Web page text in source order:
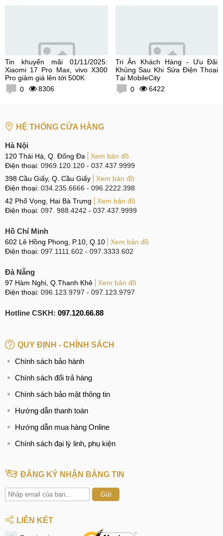
Tin khuyến mãi 01/11/2025:
Xiaomi 17 Pro Max, vivo X300
Pro giảm giá lên tới 500K
0
8306
Tri Ân Khách Hàng - Ưu Đãi
Khủng Sau Khi Sửa Điện Thoại
Tại MobileCity
0
6422
HỆ THỐNG CỬA HÀNG
Hà Nội
120 Thái Hà, Q. Đống Đa
Xem bản đồ
Điện thoại: 0969.120.120 - 037.437.9999
398 Cầu Giấy, Q. Cầu Giấy
Xem bản đồ
Điện thoại: 034.235.6666 - 096.2222.398
42 Phố Vọng, Hai Bà Trưng
Xem bản đồ
Điện thoại: 097. 988.4242 - 037.437.9999
Hồ Chí Minh
602 Lê Hồng Phong, P.10, Q.10
Xem bản đồ
Điện thoại: 097.1111.602 - 097.3333.602
Đà Nẵng
97 Hàm Nghi, Q.Thanh Khê
Xem bản đồ
Điện thoại: 096.123.9797 - 097.123.9797
Hotline CSKH: 097.120.66.88
QUY ĐỊNH - CHÍNH SÁCH
Chính sách bảo hành
Chính sách đổi trả hàng
Chính sách bảo mật thông tin
Hướng dẫn thanh toán
Hướng dẫn mua hàng Online
Chính sách đại lý linh, phụ kiện
ĐĂNG KÝ NHẬN BẢNG TIN
Gửi
LIÊN KẾT